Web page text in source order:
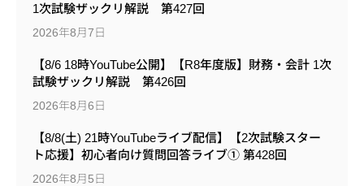
1次試験ザックリ解説 第427回
2026年8月7日
【8/6 18時YouTube公開】【R8年度版】財務・会計 1次
試験ザックリ解説 第426回
2026年8月6日
【8/8(土) 21時YouTubeライブ配信】【2次試験スター
ト応援】初心者向け質問回答ライブ① 第428回
2026年8月5日